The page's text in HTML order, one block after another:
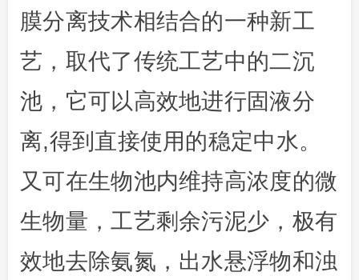
膜分离技术相结合的一种新工
艺，取代了传统工艺中的二沉
池，它可以高效地进行固液分
离,得到直接使用的稳定中水。
又可在生物池内维持高浓度的微
生物量，工艺剩余污泥少，极有
效地去除氨氮，出水悬浮物和浊